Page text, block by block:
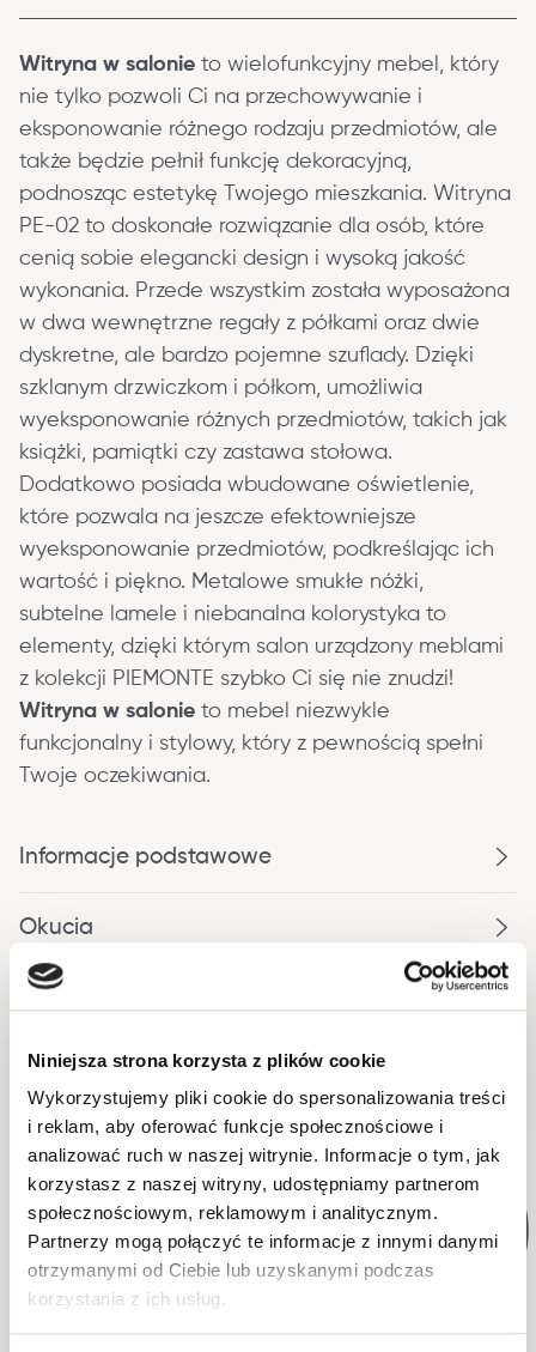
Niniejsza strona korzysta z plików cookie
Wykorzystujemy pliki cookie do spersonalizowania treści
i reklam, aby oferować funkcje społecznościowe i
analizować ruch w naszej witrynie. Informacje o tym, jak
korzystasz z naszej witryny, udostępniamy partnerom
społecznościowym, reklamowym i analitycznym.
Partnerzy mogą połączyć te informacje z innymi danymi
otrzymanymi od Ciebie lub uzyskanymi podczas
korzystania z ich usług.
Witryna w salonie to wielofunkcyjny mebel, który
nie tylko pozwoli Ci na przechowywanie i
eksponowanie różnego rodzaju przedmiotów, ale
także będzie pełnił funkcję dekoracyjną,
podnosząc estetykę Twojego mieszkania. Witryna
PE-02 to doskonałe rozwiązanie dla osób, które
cenią sobie elegancki design i wysoką jakość
wykonania. Przede wszystkim została wyposażona
w dwa wewnętrzne regały z półkami oraz dwie
dyskretne, ale bardzo pojemne szuflady. Dzięki
szklanym drzwiczkom i półkom, umożliwia
wyeksponowanie różnych przedmiotów, takich jak
książki, pamiątki czy zastawa stołowa.
Dodatkowo posiada wbudowane oświetlenie,
które pozwala na jeszcze efektowniejsze
wyeksponowanie przedmiotów, podkreślając ich
wartość i piękno. Metalowe smukłe nóżki,
subtelne lamele i niebanalna kolorystyka to
elementy, dzięki którym salon urządzony meblami
z kolekcji PIEMONTE szybko Ci się nie znudzi!
Witryna w salonie to mebel niezwykle
funkcjonalny i stylowy, który z pewnością spełni
Twoje oczekiwania.
Informacje podstawowe
Okucia
Wykonanie
Opakowanie